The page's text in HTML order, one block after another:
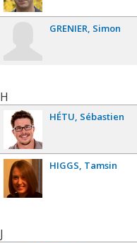
GRENIER Simon
H
HÉTU Sébastien
HIGGS Tamsin
J